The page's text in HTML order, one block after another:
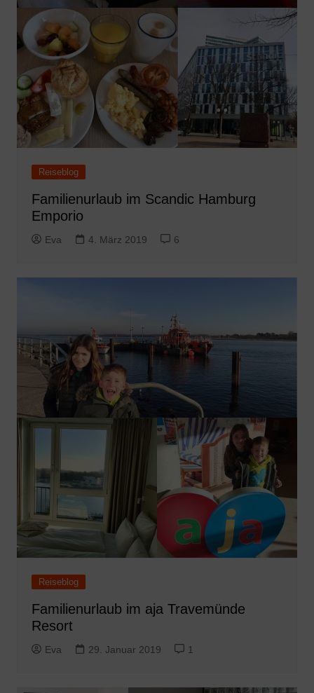
Reiseblog
Familienurlaub im Scandic Hamburg
Emporio
Eva 4. März 2019 6
Reiseblog
Familienurlaub im aja Travemünde
Resort
Eva 29. Januar 2019 1